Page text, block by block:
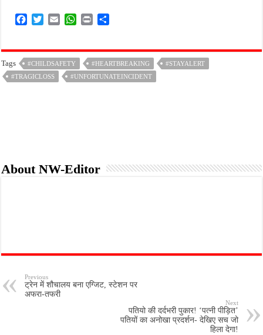
e
b
o
t
t
e
i
l
W
t
A
n
t
r
e
Tags #CHILDSAFETY #HEARTBREAKING
#STAYALERT
#TRAGICLOSS
#UNFORTUNATEINCIDENT
About NW-Editor
Previous
ट्रेन में शौचालय बना एग्जिट, स्टेशन पर
अफरा-तफरी
Next
पतियो की दर्दभरी पुकार! ‘पत्नी पीड़ित’
पतियों का अनोखा प्रदर्शन- देखिए सच जो
हिला देगा!